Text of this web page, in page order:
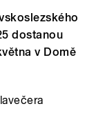
dostanou
v Domě